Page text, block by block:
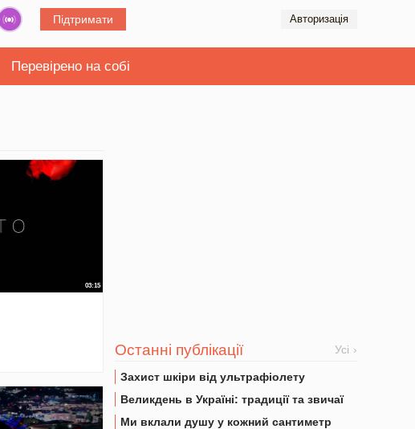
Підтримати Авторизація
Перевірено на собі
03:15
Останні публікації Усі
Захист шкіри від ультрафіолету
Великдень в Україні: традиції та звичаї
Ми вклали душу у кожний сантиметр